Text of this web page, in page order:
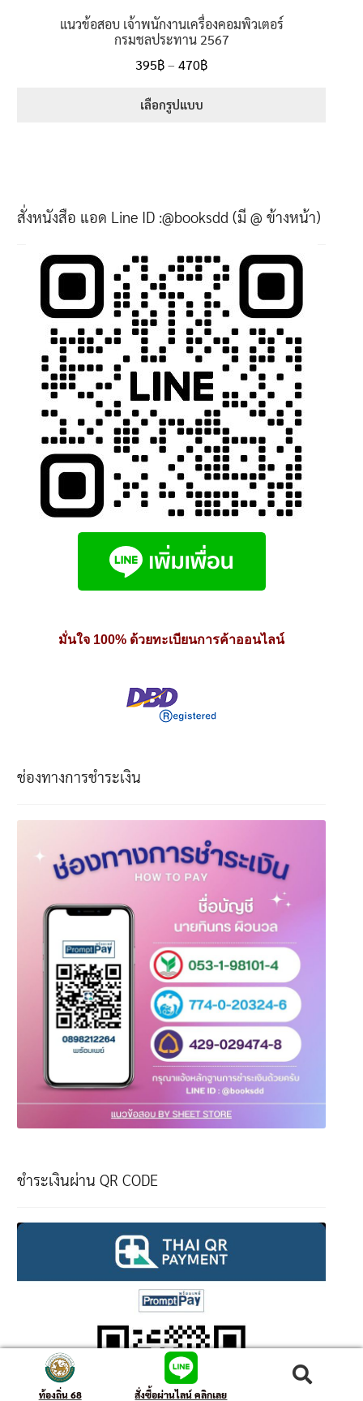
แนวข้อสอบ เจ้าพนักงานเครื่องคอมพิวเตอร์
กรมชลประทาน 2567
395฿– 470฿
เลือกรูปแบบ
สั่งหนังสือ แอด Line ID :@booksdd (มี @ ข้างหน้า)
มั่นใจ 100% ด้วยทะเบียนการค้าออนไลน์
ช่องทางการชำระเงิน
ชำระเงินผ่าน QR CODE
ท้องถิ่น 68 สั่งซื้อผ่านไลน์ คลิกเลย